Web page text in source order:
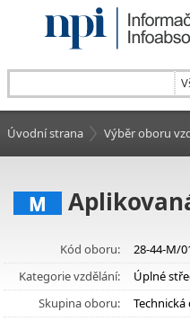
Úvodní strana Výběr oboru
M
Kód oboru:
28-44-M/
Kategorie vzdělání:
Úplné
Skupina oboru:
Technická